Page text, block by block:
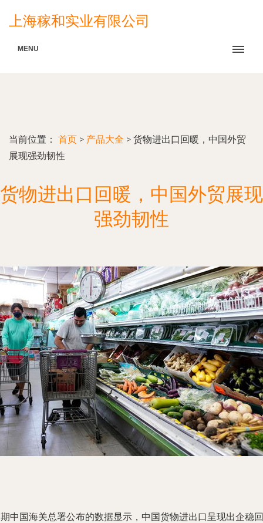
上海稼和实业有限公司
MENU
当前位置： 首页 > 产品大全 > 货物进出口回暖，中国外贸
展现强劲韧性
货物进出口回暖，中国外贸展现
强劲韧性
中国海关总署公布的数据显示，中国货物进出口呈现出企稳回